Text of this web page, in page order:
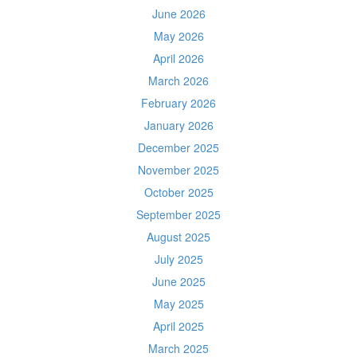
June 2026
May 2026
April 2026
March 2026
February 2026
January 2026
December 2025
November 2025
October 2025
September 2025
August 2025
July 2025
June 2025
May 2025
April 2025
March 2025